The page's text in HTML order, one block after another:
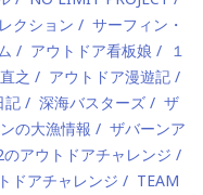
クション
サーフィン・
アウトドア看板娘
１
之
アウトドア漫遊記
記
深海バスターズ
ザ
の大漁情報
ザバーンア
のアウトドアチャレンジ
ドアチャレンジ
TEAM